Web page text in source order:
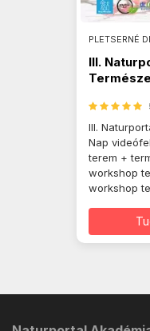
PLETSERNÉ
III.
III.
Nap
terem +
workshop
workshop